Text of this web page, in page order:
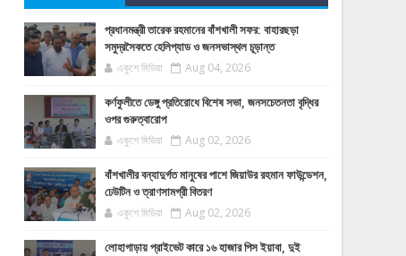
প্রধানমন্ত্রী তারেক রহমানের বাঁশখালী সফর: বাহারছড়া
সমুদ্রসৈকতে হেলিপ্যাড ও জনসভাস্থল চূড়ান্ত
একুশে মিডিয়া Aug 04, 2026
কর্ণফুলীতে ডেঙ্গু প্রতিরোধে বিশেষ সভা, জনসচেতনতা বৃদ্ধির
ওপর গুরুত্বারোপ
একুশে মিডিয়া Aug 02, 2026
বাঁশখালীর বন্যাদুর্গত মানুষের পাশে জিয়াউর রহমান ফাউন্ডেশন,
ঢেউটিন ও ত্রাণসামগ্রী বিতরণ
একুশে মিডিয়া Aug 02, 2026
লোহাগাড়ায় প্রাইভেট কারে ১৬ হাজার পিস ইয়াবা, দুই